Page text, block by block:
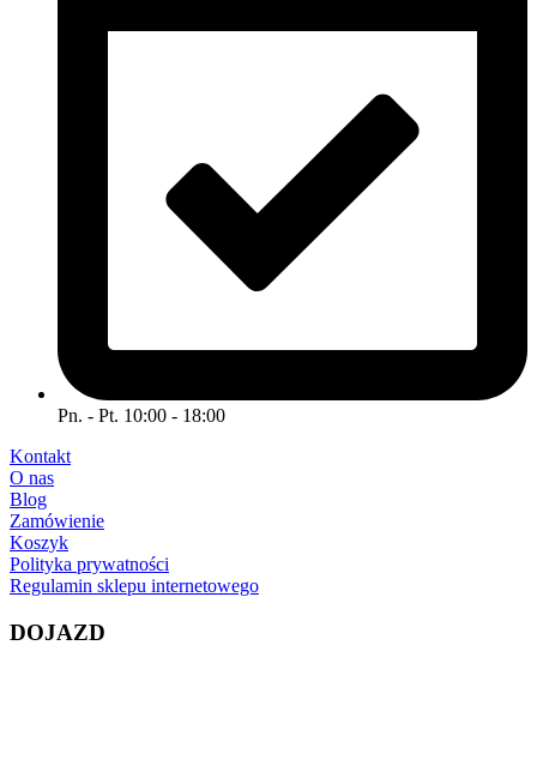
Pn. - Pt. 10:00 - 18:00
Kontakt
O nas
Blog
Zamówienie
Koszyk
Polityka prywatności
Regulamin sklepu internetowego
DOJAZD